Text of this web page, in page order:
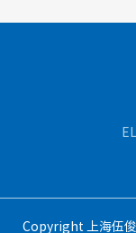
Copyright 上海伍